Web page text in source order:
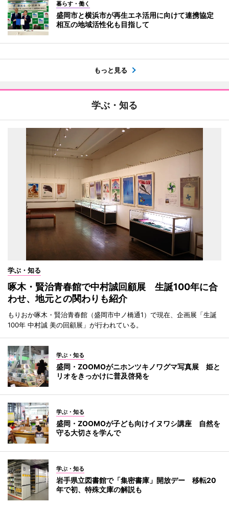
暮らす・働く
盛岡市と横浜市が再生エネ活用に向けて連携協定
相互の地域活性化も目指して
もっと見る
学ぶ・知る
学ぶ・知る
啄木・賢治青春館で中村誠回顧展 生誕100年に合
わせ、地元との関わりも紹介
もりおか啄木・賢治青春館（盛岡市中ノ橋通1）で現在、企画展「生誕
100年 中村誠 美の回顧展」が行われている。
学ぶ・知る
盛岡・ZOOMOがニホンツキノワグマ写真展 姫と
リオをきっかけに普及啓発を
学ぶ・知る
盛岡・ZOOMOが子ども向けイヌワシ講座 自然を
守る大切さを学んで
学ぶ・知る
岩手県立図書館で「集密書庫」開放デー 移転20
年で初、特殊文庫の解説も